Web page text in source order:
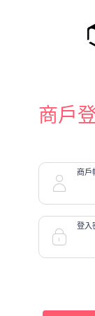
商戶
商戶
登入